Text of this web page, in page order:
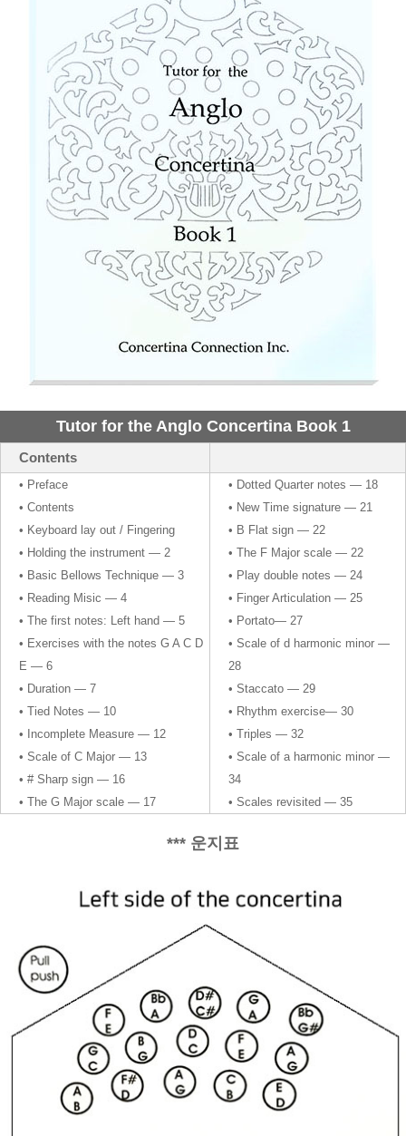
Tutor for the Anglo Concertina Book 1
Contents
• Preface
• Contents
• Keyboard lay out / Fingering
• Holding the instrument — 2
• Basic Bellows Technique — 3
• Reading Misic — 4
• The first notes: Left hand — 5
• Exercises with the notes G A C D
E — 6
• Duration — 7
• Tied Notes — 10
• Incomplete Measure — 12
• Scale of C Major — 13
• # Sharp sign — 16
• The G Major scale — 17
• Dotted Quarter notes — 18
• New Time signature — 21
• B Flat sign — 22
• The F Major scale — 22
• Play double notes — 24
• Finger Articulation — 25
• Portato— 27
• Scale of d harmonic minor —
28
• Staccato — 29
• Rhythm exercise— 30
• Triples — 32
• Scale of a harmonic minor —
34
• Scales revisited — 35
*** 운지표